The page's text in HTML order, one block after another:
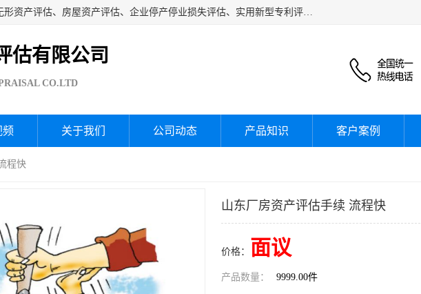
海润资产评估公司从事厂房拆迁评估、厂房资产评估、无形资产评估、房屋资产评估、企业停产停业损失评估、实用新型专利评估、果园资产评估、盆景价值评估、鱼塘资产评估等资产评估；从成立至今我司已经服务了全国几千家公司企业和事业单位，我们有着丰富的房屋、厂房、园林、企业拆迁等评估经验。
估有限公司
CO.LTD
频 关于我们 公司动态 产品知识 客户案例
程快
山东厂房资产评估手续 流程快
价格： 面议
产品数量： 9999.00件